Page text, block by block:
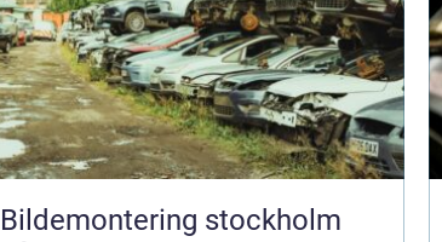
Bildemontering stockholm